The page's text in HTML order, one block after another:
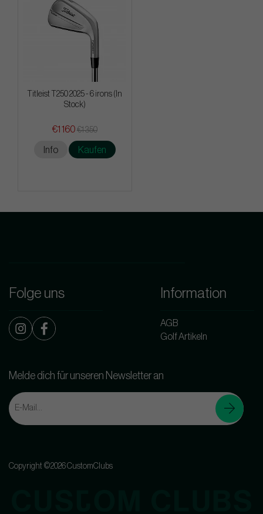
Titleist T250 2025 - 6 irons (In
Stock)
€1 160 €1 350
Info Kaufen
Folge uns Information
AGB
Golf Artikeln
Melde dich für unseren Newsletter an
Copyright ©2026 CustomClubs